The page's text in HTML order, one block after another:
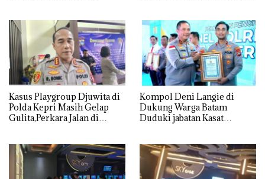
Kasus Playgroup Djuwita di
Polda Kepri Masih Gelap
Gulita,Perkara Jalan di
Kompol Deni Langie di
Dukung Warga Batam
Duduki jabatan Kasat